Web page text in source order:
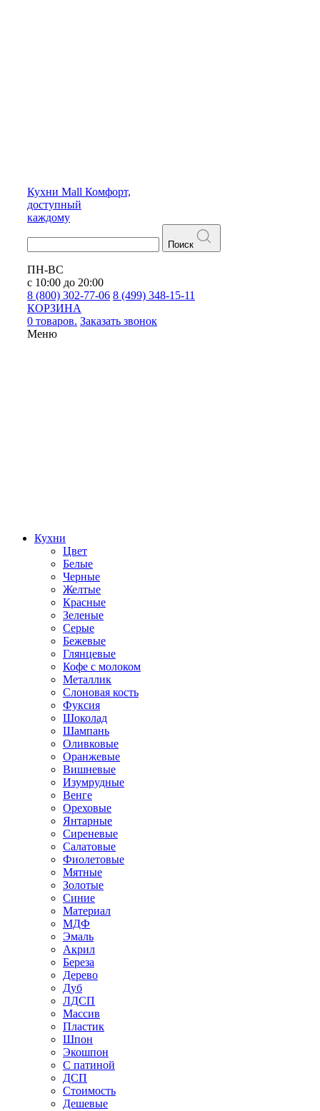
Кухни Mall Комфорт,
доступный
каждому
Поиск
ПН-ВС
с 10:00 до 20:00
8 (800) 302-77-06 8 (499) 348-15-11
КОРЗИНА
0 товаров. Заказать звонок
Меню
Кухни
Цвет
Белые
Черные
Желтые
Красные
Зеленые
Серые
Бежевые
Глянцевые
Кофе с молоком
Металлик
Слоновая кость
Фуксия
Шоколад
Шампань
Оливковые
Оранжевые
Вишневые
Изумрудные
Венге
Ореховые
Янтарные
Сиреневые
Салатовые
Фиолетовые
Мятные
Золотые
Синие
Материал
МДФ
Эмаль
Акрил
Береза
Дерево
Дуб
ЛДСП
Массив
Пластик
Шпон
Экошпон
С патиной
ДСП
Стоимость
Дешевые